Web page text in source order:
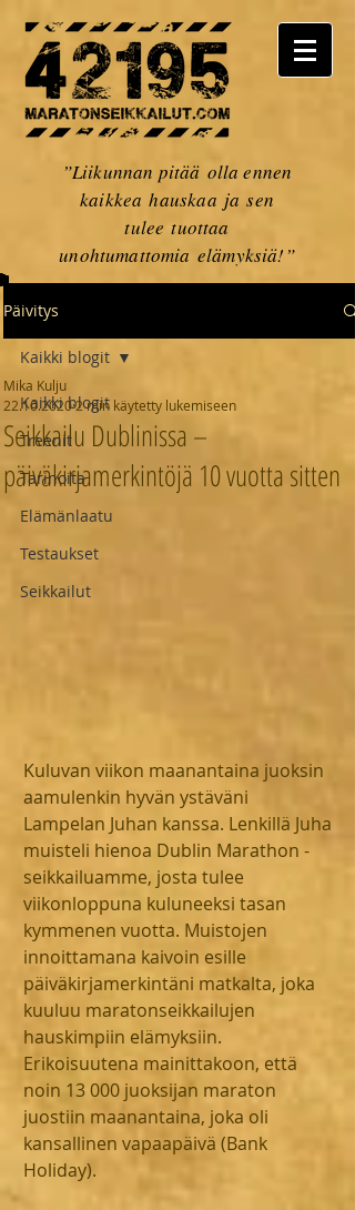
”Liikunnan pitää olla ennen
kaikkea hauskaa ja sen
tulee tuottaa
unohtumattomia elämyksiä!”
Päivitys
Kaikki blogit
Treenit
Tarinoita
Elämänlaatu
Testaukset
Seikkailut
Kaikki blogit
Seikkailu Dublinissa –
päiväkirjamerkintöjä 10 vuotta sitten
Mika Kulju
22.10.20202 min käytetty lukemiseen
Kuluvan viikon maanantaina juoksin
aamulenkin hyvän ystäväni
Lampelan Juhan kanssa. Lenkillä Juha
muisteli hienoa Dublin Marathon -
seikkailuamme, josta tulee
viikonloppuna kuluneeksi tasan
kymmenen vuotta. Muistojen
innoittamana kaivoin esille
päiväkirjamerkintäni matkalta, joka
kuuluu maratonseikkailujen
hauskimpiin elämyksiin.
Erikoisuutena mainittakoon, että
noin 13 000 juoksijan maraton
juostiin maanantaina, joka oli
kansallinen vapaapäivä (Bank
Holiday).